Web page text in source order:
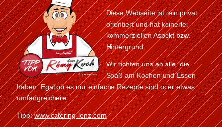
Diese Webseite ist rein privat
orientiert und hat keinerlei
kommerziellen Aspekt bzw.
Hintergrund.
Wir richten uns an alle, die
Spaß am Kochen und Essen
haben. Egal ob es nur einfache Rezepte sind oder etwas
umfangreichere.
Tipp:www.catering-lenz.com